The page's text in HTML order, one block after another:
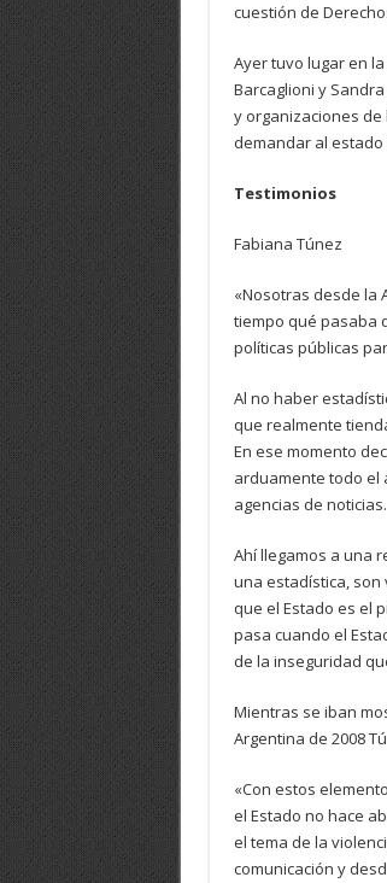
cuestión de
Ayer tuvo lugar en
Barcaglioni y
y organizaciones de
demandar al
Testimonios
Fabiana Túnez
«Nosotras desde la
tiempo qué pasaba
políticas públicas
Al no haber
que realmente
En ese momento
arduamente todo el
agencias de noticias.
Ahí llegamos a una
una estadística,
que el Estado es el
pasa cuando el
de la inseguridad
Mientras se iban
Argentina de 2008
«Con estos
el Estado no hace
el tema de la
comunicación y